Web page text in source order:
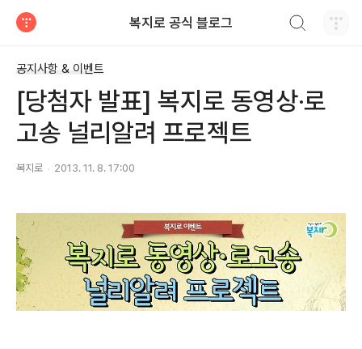
복지로 공식 블로그
공지사항 & 이벤트
[당첨자 발표] 복지로 동영상·로
고송 널리알려 프로젝트
복지로 2013. 11. 8. 17:00